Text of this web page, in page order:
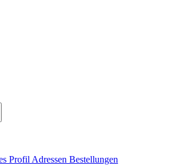
Profil Adressen Bestellungen